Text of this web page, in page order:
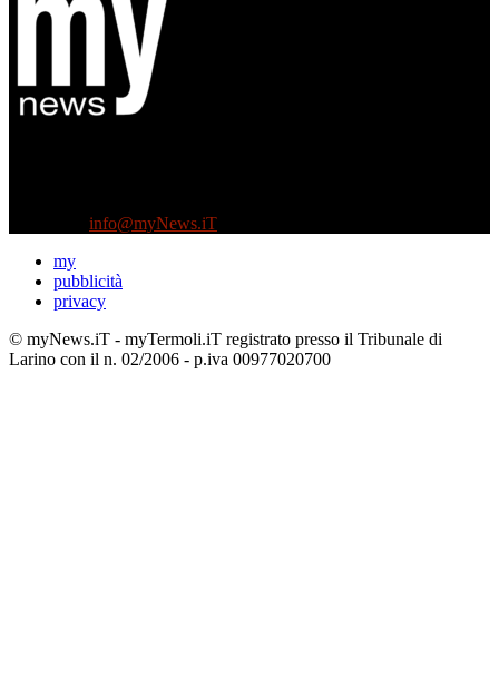
info@myNews.iT
my
pubblicità
privacy
© myNews.iT - myTermoli.iT registrato presso il Tribunale di
Larino con il n. 02/2006 - p.iva 00977020700